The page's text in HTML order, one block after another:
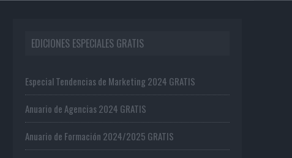
EDICIONES ESPECIALES GRATIS
Especial Tendencias de Marketing 2024 GRATIS
Anuario de Agencias 2024 GRATIS
Anuario de Formación 2024/2025 GRATIS